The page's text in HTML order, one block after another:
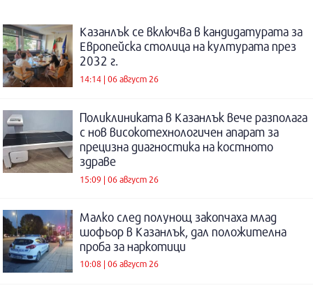
Казанлък се включва в кандидатурата за
Европейска столица на културата през
2032 г.
14:14 | 06 август 26
Поликлиниката в Казанлък вече разполага
с нов високотехнологичен апарат за
прецизна диагностика на костното
здраве
15:09 | 06 август 26
Малко след полунощ закопчаха млад
шофьор в Казанлък, дал положителна
проба за наркотици
10:08 | 06 август 26